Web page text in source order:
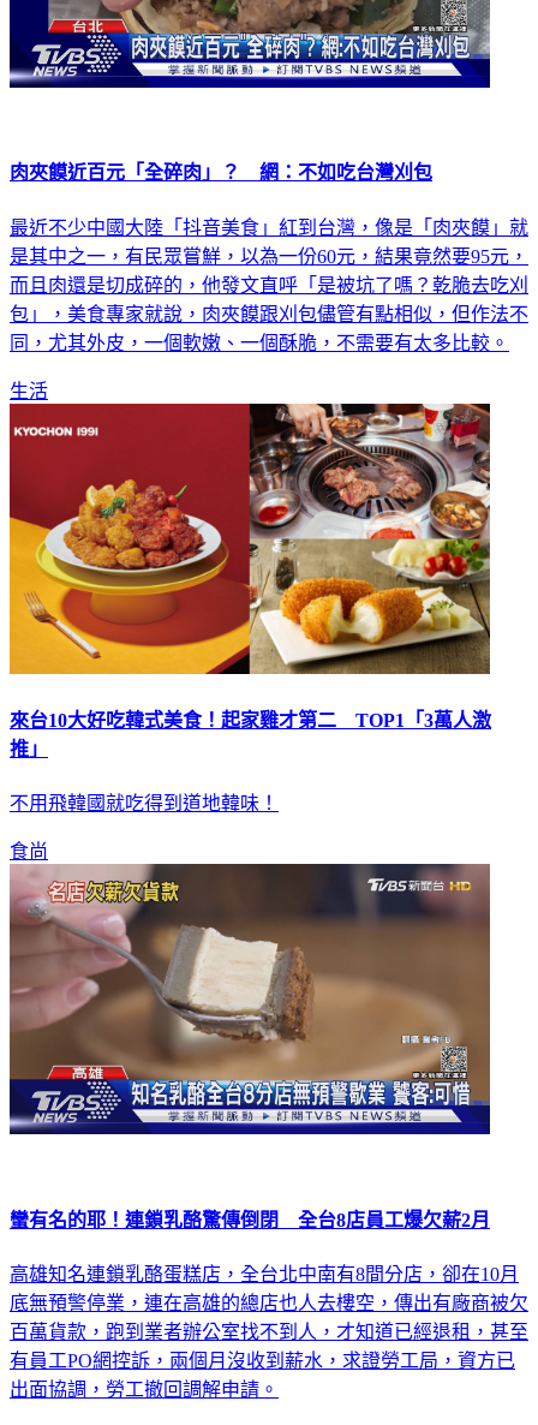
肉夾饃近百元「全碎肉」？ 網：不如吃台灣刈包
最近不少中國大陸「抖音美食」紅到台灣，像是「肉夾饃」就
是其中之一，有民眾嘗鮮，以為一份60元，結果竟然要95元，
而且肉還是切成碎的，他發文直呼「是被坑了嗎？乾脆去吃刈
包」，美食專家就說，肉夾饃跟刈包儘管有點相似，但作法不
同，尤其外皮，一個軟嫩、一個酥脆，不需要有太多比較。
生活
來台10大好吃韓式美食！起家雞才第二 TOP1「3萬人激
推」
不用飛韓國就吃得到道地韓味！
食尚
蠻有名的耶！連鎖乳酪驚傳倒閉 全台8店員工爆欠薪2月
高雄知名連鎖乳酪蛋糕店，全台北中南有8間分店，卻在10月
底無預警停業，連在高雄的總店也人去樓空，傳出有廠商被欠
百萬貨款，跑到業者辦公室找不到人，才知道已經退租，甚至
有員工PO網控訴，兩個月沒收到薪水，求證勞工局，資方已
出面協調，勞工撤回調解申請。